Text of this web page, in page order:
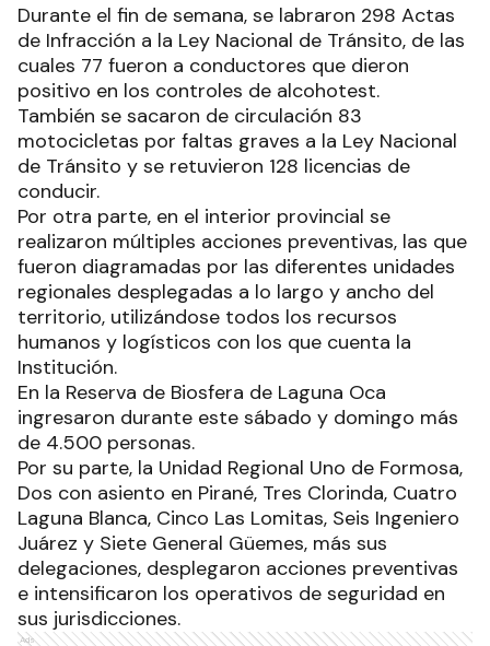
Durante el fin de semana, se labraron 298 Actas
de Infracción a la Ley Nacional de Tránsito, de las
cuales 77 fueron a conductores que dieron
positivo en los controles de alcohotest.
También se sacaron de circulación 83
motocicletas por faltas graves a la Ley Nacional
de Tránsito y se retuvieron 128 licencias de
conducir.
Por otra parte, en el interior provincial se
realizaron múltiples acciones preventivas, las que
fueron diagramadas por las diferentes unidades
regionales desplegadas a lo largo y ancho del
territorio, utilizándose todos los recursos
humanos y logísticos con los que cuenta la
Institución.
En la Reserva de Biosfera de Laguna Oca
ingresaron durante este sábado y domingo más
de 4.500 personas.
Por su parte, la Unidad Regional Uno de Formosa,
Dos con asiento en Pirané, Tres Clorinda, Cuatro
Laguna Blanca, Cinco Las Lomitas, Seis Ingeniero
Juárez y Siete General Güemes, más sus
delegaciones, desplegaron acciones preventivas
e intensificaron los operativos de seguridad en
sus jurisdicciones.
Ads